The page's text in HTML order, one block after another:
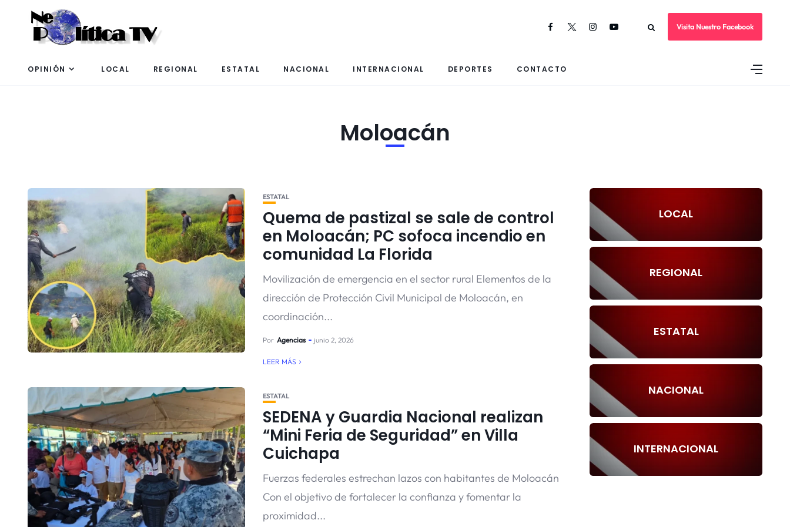
Visita Nuestro Facebook
OPINIÓN LOCAL REGIONAL ESTATAL NACIONAL INTERNACIONAL DEPORTES CONTACTO
Moloacán
ESTATAL
Quema de pastizal se sale de control
en Moloacán; PC sofoca incendio en
comunidad La Florida
Movilización de emergencia en el sector rural Elementos de la
dirección de Protección Civil Municipal de Moloacán, en
coordinación...
Por Agencias junio 2, 2026
LEER MÁS
ESTATAL
SEDENA y Guardia Nacional realizan
“Mini Feria de Seguridad” en Villa
Cuichapa
Fuerzas federales estrechan lazos con habitantes de Moloacán
Con el objetivo de fortalecer la confianza y fomentar la
proximidad...
LOCAL
REGIONAL
ESTATAL
NACIONAL
INTERNACIONAL